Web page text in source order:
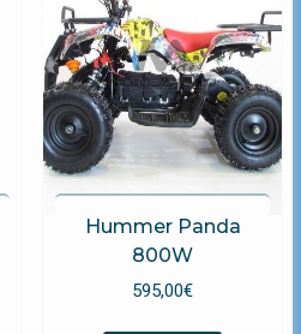
Hummer Panda
800W
595,00€